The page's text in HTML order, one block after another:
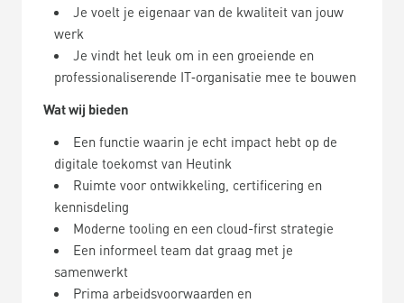
Je voelt je eigenaar van de kwaliteit van jouw
werk
Je vindt het leuk om in een groeiende en
professionaliserende IT‑organisatie mee te bouwen
Wat wij bieden
Een functie waarin je echt impact hebt op de
digitale toekomst van Heutink
Ruimte voor ontwikkeling, certificering en
kennisdeling
Moderne tooling en een cloud-first strategie
Een informeel team dat graag met je
samenwerkt
Prima arbeidsvoorwaarden en